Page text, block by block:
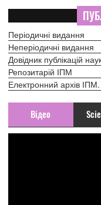
Періодичні видання
Неперіодичні видання
Довідник публікацій
Репозитарій ІПМ
Електронний архів ІПМ.
Відео